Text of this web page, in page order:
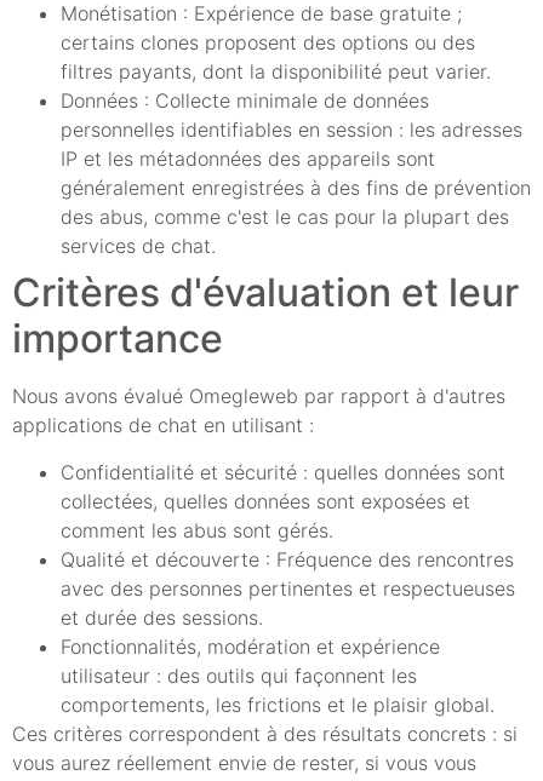
Monétisation : Expérience de base gratuite ;
certains clones proposent des options ou des
filtres payants, dont la disponibilité peut varier.
Données : Collecte minimale de données
personnelles identifiables en session : les adresses
IP et les métadonnées des appareils sont
généralement enregistrées à des fins de prévention
des abus, comme c'est le cas pour la plupart des
services de chat.
Critères d'évaluation et leur
importance
Nous avons évalué Omegleweb par rapport à d'autres
applications de chat en utilisant :
Confidentialité et sécurité : quelles données sont
collectées, quelles données sont exposées et
comment les abus sont gérés.
Qualité et découverte : Fréquence des rencontres
avec des personnes pertinentes et respectueuses
et durée des sessions.
Fonctionnalités, modération et expérience
utilisateur : des outils qui façonnent les
comportements, les frictions et le plaisir global.
Ces critères correspondent à des résultats concrets : si
vous aurez réellement envie de rester, si vous vous